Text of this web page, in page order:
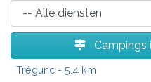
Campings
Trégunc - 5.4 km